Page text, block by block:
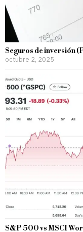
Seguros de inversión
octubre 2, 2025
S&P 500 vs MSCI